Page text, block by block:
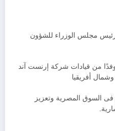
مجلس الوزراء للشؤون
وفدًا من قيادات شركة إرنست آند
السوق المصرية وتعزيز